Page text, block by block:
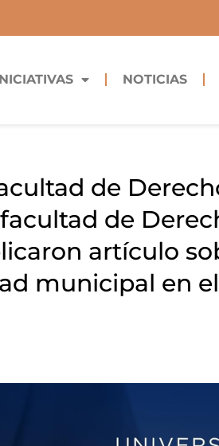
NOTICIAS
de
de
artículo
municipal en